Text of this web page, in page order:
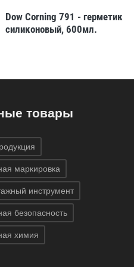
Dow Corning 791 - герметик
силиконовый, 600мл.
товары
маркировка
инструмент
безопасность
химия